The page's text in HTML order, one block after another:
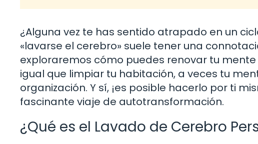
¿Alguna vez te has sentido atrapado en un
«lavarse el cerebro» suele tener una
exploraremos cómo puedes renovar tu
igual que limpiar tu habitación, a veces tu
organización. Y sí, ¡es posible hacerlo por ti
fascinante viaje de autotransformación.
¿Qué es el Lavado de Cerebro